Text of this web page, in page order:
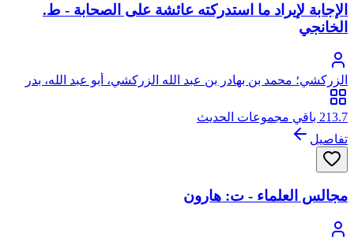
الإجابة لإيراد ما استدركته عائشة على الصحابة - ط.
الخانجي
الزركشي؛ محمد بن بهادر بن عبد الله الزركشي، أبو عبد الله، بدر
الدين
213.7 باقي مجموعات الحديث
تفاصيل
مجالس العلماء - ت: هارون